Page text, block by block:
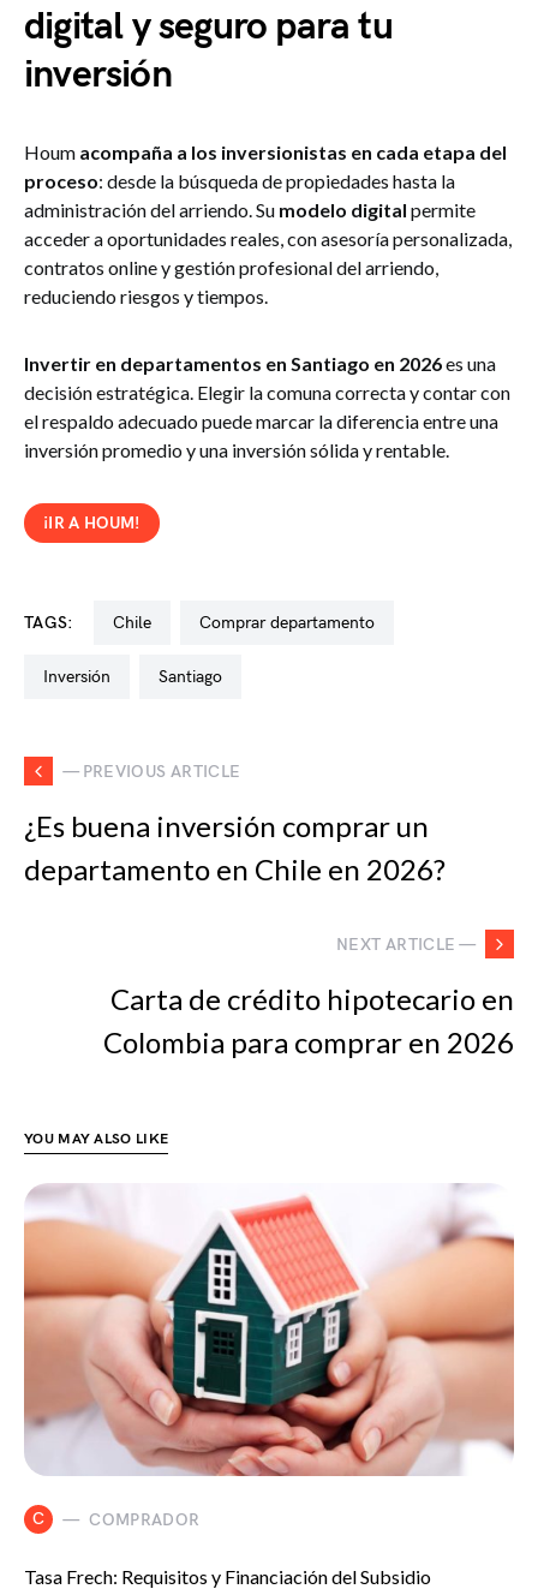
digital y seguro para tu
inversión
Houm acompaña a los inversionistas en cada etapa del
proceso: desde la búsqueda de propiedades hasta la
administración del arriendo. Su modelo digital permite
acceder a oportunidades reales, con asesoría personalizada,
contratos online y gestión profesional del arriendo,
reduciendo riesgos y tiempos.
Invertir en departamentos en Santiago en 2026es una
decisión estratégica. Elegir la comuna correcta y contar con
el respaldo adecuado puede marcar la diferencia entre una
inversión promedio y una inversión sólida y rentable.
¡IR A HOUM!
TAGS: chile comprar departamento
inversión santiago
— PREVIOUS ARTICLE
¿Es buena inversión comprar un
departamento en Chile en 2026?
NEXT ARTICLE —
Carta de crédito hipotecario en
Colombia para comprar en 2026
YOU MAY ALSO LIKE
C COMPRADOR
Tasa Frech: Requisitos y Financiación del Subsidio